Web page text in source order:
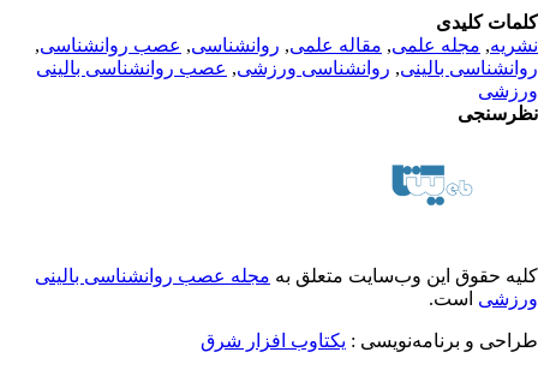
کلیدی
,مجله علمی, مقاله علمی, روانشناسی, عصب روانشناسی,
بالینی, روانشناسی ورزشی, عصب روانشناسی بالینی
حقوق این وب‌سایت متعلق بهمجله عصب روانشناسی بالینی
است.
و برنامه‌نویسی : یکتاوب افزار شرق